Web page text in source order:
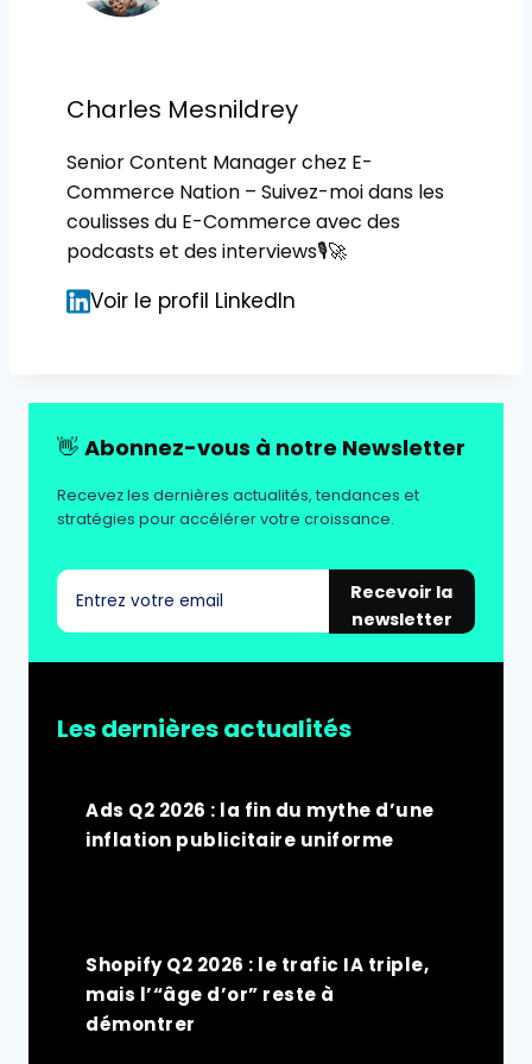
Charles Mesnildrey
Senior Content Manager chez E-
Commerce Nation – Suivez-moi dans les
coulisses du E-Commerce avec des
podcasts et des interviews🎙🚀
Voir le profil LinkedIn
👋 Abonnez-vous à notre Newsletter
Recevez les dernières actualités, tendances et
stratégies pour accélérer votre croissance.
Recevoir la
newsletter
Les dernières actualités
Ads Q2 2026 : la fin du mythe d’une
inflation publicitaire uniforme
Shopify Q2 2026 : le trafic IA triple,
mais l’“âge d’or” reste à
démontrer